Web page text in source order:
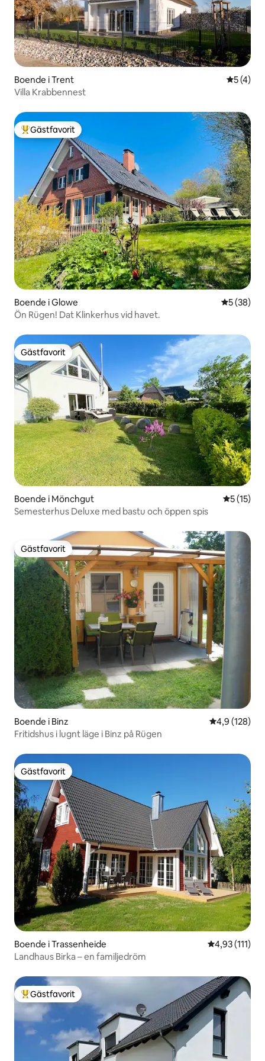
Boende i Trent 5 av 5 i
5 (4)
Villa Krabbennest
Populär gästfavorit
Gästfavorit
Boende i Glowe 5 av 5 i
5 (38)
Ön Rügen! Dat Klinkerhus vid havet.
Gästfavorit
Gästfavorit
Boende i Mönchgut 5 av 5 i
5 (15)
Semesterhus Deluxe med bastu och öppen spis
Gästfavorit
Gästfavorit
Boende i Binz 4,9 av 5 i
4,9 (128)
Fritidshus i lugnt läge i Binz på Rügen
Gästfavorit
Gästfavorit
Boende i Trassenheide 4,93 av 5 i
4,93 (111)
Landhaus Birka – en familjedröm
Populär gästfavorit
Gästfavorit